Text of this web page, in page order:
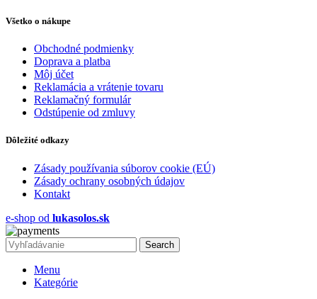
Všetko o nákupe
Obchodné podmienky
Doprava a platba
Môj účet
Reklamácia a vrátenie tovaru
Reklamačný formulár
Odstúpenie od zmluvy
Dôležité odkazy
Zásady používania súborov cookie (EÚ)
Zásady ochrany osobných údajov
Kontakt
e-shop od lukasolos.sk
Search
Menu
Kategórie